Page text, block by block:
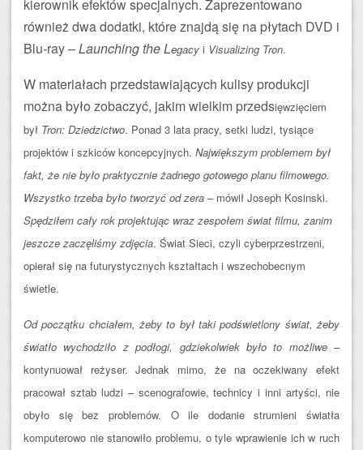
kierownik efektów specjalnych. Zaprezentowano
również dwa dodatki, które znajdą się na płytach DVD i
Blu-ray –Launching the Legacy i Visualizing Tron.
W materiałach przedstawiających kulisy produkcji
można było zobaczyć, jakim wielkim przedsięwzięciem
był Tron: Dziedzictwo. Ponad 3 lata pracy, setki ludzi, tysiące
projektów i szkiców koncepcyjnych. Największym problemem był
fakt, że nie było praktycznie żadnego gotowego planu filmowego.
Wszystko trzeba było tworzyć od zera – mówił Joseph Kosinski.
Spędziłem cały rok projektując wraz zespołem świat filmu, zanim
jeszcze zaczęliśmy zdjęcia. Świat Sieci, czyli cyberprzestrzeni,
opierał się na futurystycznych kształtach i wszechobecnym
świetle.
Od początku chciałem, żeby to był taki podświetlony świat, żeby
światło wychodziło z podłogi, gdziekolwiek było to możliwe–
kontynuował reżyser. Jednak mimo, że na oczekiwany efekt
pracował sztab ludzi – scenografowie, technicy i inni artyści, nie
obyło się bez problemów. O ile dodanie strumieni światła
komputerowo nie stanowiło problemu, o tyle wprawienie ich w ruch